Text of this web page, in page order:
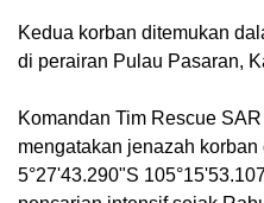
Kedua korban ditemukan
di perairan Pulau Pasaran,
Komandan Tim Rescue
mengatakan jenazah
5°27'43.290"S